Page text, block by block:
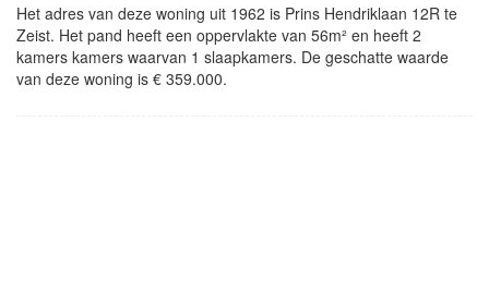
Het adres van deze woning uit 1962 is Prins Hendriklaan 12R te
Zeist. Het pand heeft een oppervlakte van 56m² en heeft 2
kamers kamers waarvan 1 slaapkamers. De geschatte waarde
van deze woning is € 359.000.